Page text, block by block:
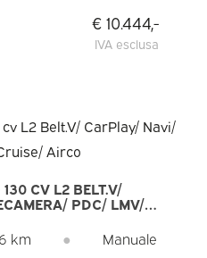
€ 10.444,-
IVA esclusa
CV L2 BELT.V/
PDC/ LMV/
km ● Manuale